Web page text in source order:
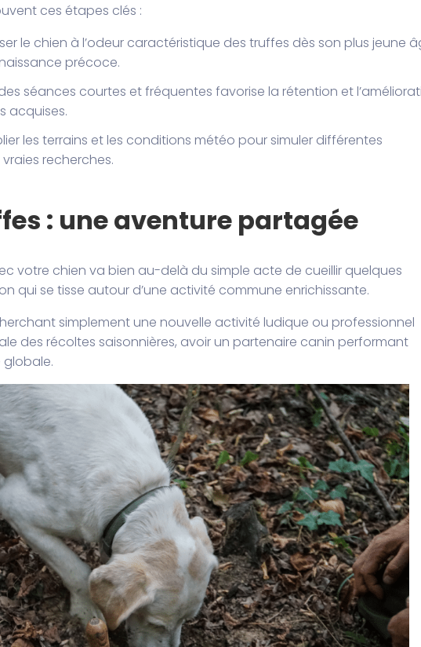
ces étapes clés :
le chien à l’odeur caractéristique des truffes dès son plus jeune
précoce.
séances courtes et fréquentes favorise la rétention et
acquises.
les terrains et les conditions météo pour simuler différentes
recherches.
: une aventure partagée
votre chien va bien au-delà du simple acte de cueillir quelques
qui se tisse autour d’une activité commune enrichissante.
simplement une nouvelle activité ludique ou professionnel
des récoltes saisonnières, avoir un partenaire canin performant
globale.